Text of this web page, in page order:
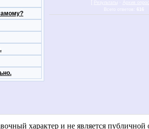
616
характер и не является